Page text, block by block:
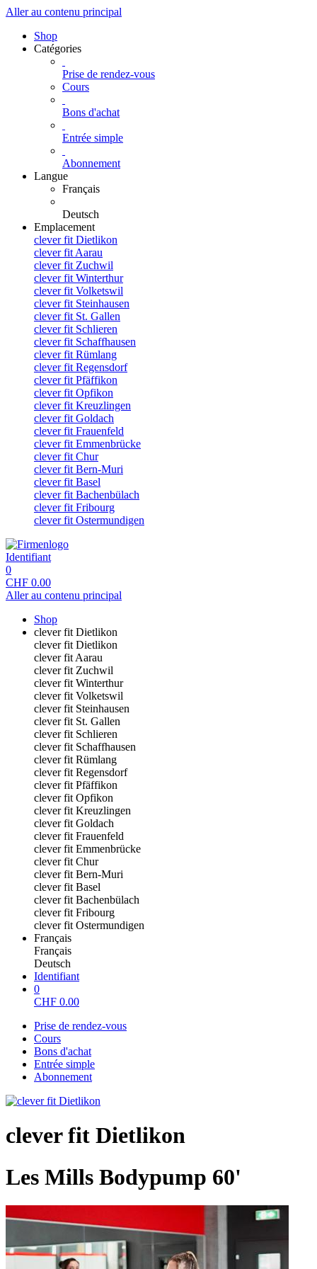
Aller au contenu principal
Shop
Catégories
Prise de rendez-vous
Cours
Bons d'achat
Entrée simple
Abonnement
Langue
Français
Deutsch
Emplacement
clever fit Dietlikon
clever fit Aarau
clever fit Zuchwil
clever fit Winterthur
clever fit Volketswil
clever fit Steinhausen
clever fit St. Gallen
clever fit Schlieren
clever fit Schaffhausen
clever fit Rümlang
clever fit Regensdorf
clever fit Pfäffikon
clever fit Opfikon
clever fit Kreuzlingen
clever fit Goldach
clever fit Frauenfeld
clever fit Emmenbrücke
clever fit Chur
clever fit Bern-Muri
clever fit Basel
clever fit Bachenbülach
clever fit Fribourg
clever fit Ostermundigen
Identifiant
0
CHF 0.00
Aller au contenu principal
Shop
clever fit Dietlikon
clever fit Dietlikon
clever fit Aarau
clever fit Zuchwil
clever fit Winterthur
clever fit Volketswil
clever fit Steinhausen
clever fit St. Gallen
clever fit Schlieren
clever fit Schaffhausen
clever fit Rümlang
clever fit Regensdorf
clever fit Pfäffikon
clever fit Opfikon
clever fit Kreuzlingen
clever fit Goldach
clever fit Frauenfeld
clever fit Emmenbrücke
clever fit Chur
clever fit Bern-Muri
clever fit Basel
clever fit Bachenbülach
clever fit Fribourg
clever fit Ostermundigen
Français
Français
Deutsch
Identifiant
0
CHF 0.00
Prise de rendez-vous
Cours
Bons d'achat
Entrée simple
Abonnement
clever fit Dietlikon
Les Mills Bodypump 60'